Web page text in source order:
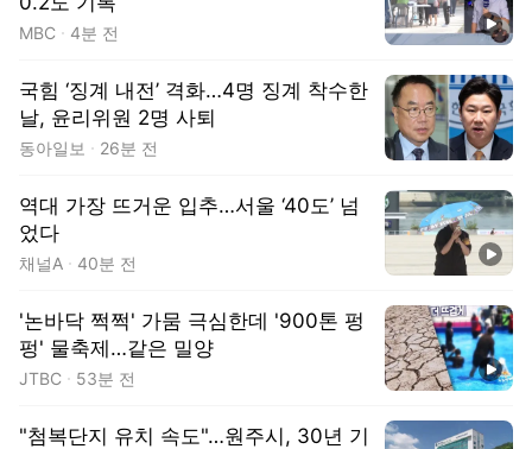
MBC 4분 전
국힘 ‘징계 내전’ 격화…4명 징계 착수한
날, 윤리위원 2명 사퇴
동아일보 26분 전
역대 가장 뜨거운 입추…서울 ‘40도’ 넘
었다
채널A 40분 전
'논바닥 쩍쩍' 가뭄 극심한데 '900톤 펑
펑' 물축제…같은 밀양
JTBC 53분 전
"첨복단지 유치 속도"…원주시, 30년 기